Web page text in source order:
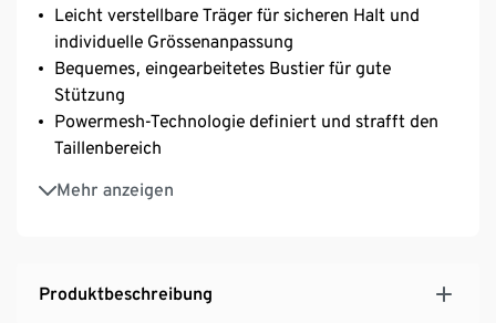
Leicht verstellbare Träger für sicheren Halt und
individuelle Grössenanpassung
Bequemes, eingearbeitetes Bustier für gute
Stützung
Powermesh-Technologie definiert und strafft den
Taillenbereich
Mehr anzeigen
B-Cup
Ideal für Schwimmbad, Strand, Wassergymnastik
Power und das stützende Material zu spüren oder
wähle eine Nummer grösser für mehr Tragekomfort
Produktbeschreibung